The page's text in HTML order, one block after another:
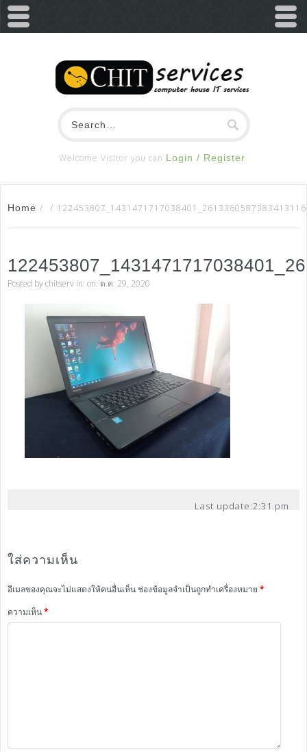
Welcome Visitor you can Login / Register
Home / /
Posted bychitserv in: on: ต.ค. 29, 2020
Last update:2:31 pm
ใส่ความเห็น
อีเมลของคุณจะไม่แสดงให้คนอื่นเห็นช่องข้อมูลจำเป็นถูกทำเครื่องหมาย *
ความเห็น*